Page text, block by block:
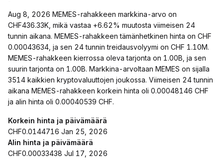
Aug 8, 2026 MEMES-rahakkeen markkina-arvo on
CHF436.33K, mikä vastaa +6.62% muutosta viimeisen 24
tunnin aikana. MEMES-rahakkeen tämänhetkinen hinta on CHF
0.00043634, ja sen 24 tunnin treidausvolyymi on CHF 1.10M.
MEMES-rahakkeen kierrossa oleva tarjonta on 1.00B, ja sen
suurin tarjonta on 1.00B. Markkina-arvoltaan MEMES on sijalla
3514 kaikkien kryptovaluuttojen joukossa. Viimeisen 24 tunnin
aikana MEMES-rahakkeen korkein hinta oli 0.00048146 CHF
ja alin hinta oli 0.00040539 CHF.
Korkein hinta ja päivämäärä
CHF0.0144716 Jan 25, 2026
Alin hinta ja päivämäärä
CHF0.00033438 Jul 17, 2026